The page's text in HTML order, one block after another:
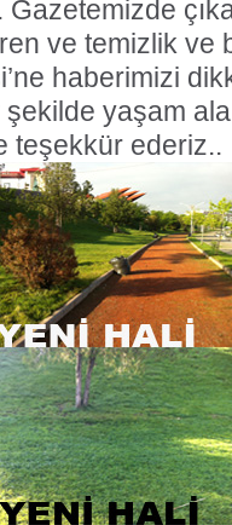
ve temizlik ve
haberimizi
yaşam
teşekkür ederiz..